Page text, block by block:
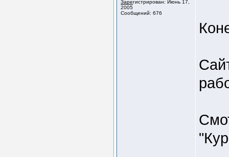
Зарегистрирован: Июнь 17,
2005
Сообщений: 676